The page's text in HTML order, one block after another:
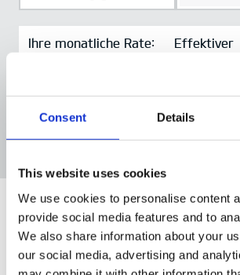
Consent Details
This website uses cookies
We use cookies to personalise content
provide social media features and to
We also share information about your
our social media, advertising and
Ihre monatliche Rate:
Effektiver
Angebot berechnen
Muster-Angebot für
1